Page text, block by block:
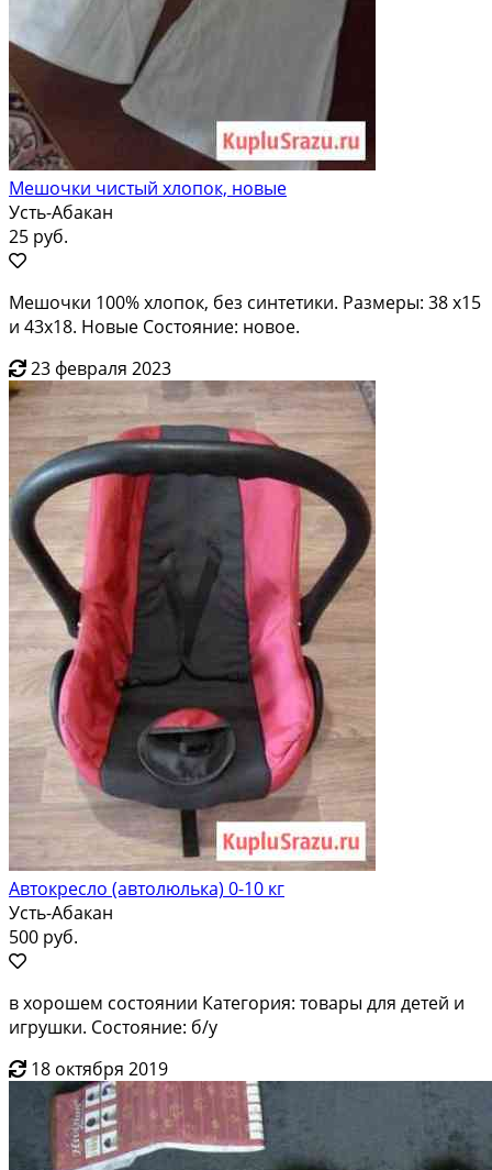
Мешочки чистый хлопок, новые
Усть-Абакан
25 руб.
Мешочки 100% хлопок, без синтетики. Размеры: 38 х15
и 43х18. Новые Состояние: новое.
23 февраля 2023
Автокресло (автолюлька) 0-10 кг
Усть-Абакан
500 руб.
в хорошем состоянии Категория: товары для детей и
игрушки. Состояние: б/у
18 октября 2019